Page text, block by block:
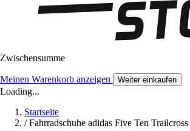
Zwischensumme
Meinen Warenkorb anzeigen Weiter einkaufen
Loading...
Startseite
/ Fahrradschuhe adidas Five Ten